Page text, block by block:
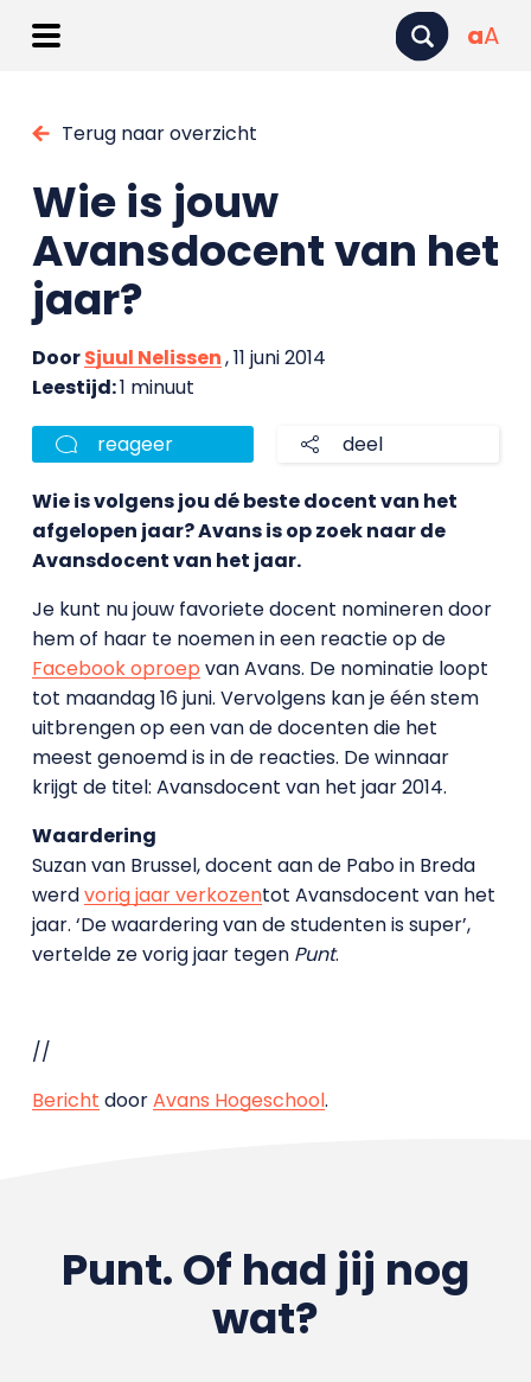
aA
Terug naar overzicht
Wie is jouw
Avansdocent van het
jaar?
DoorSjuul Nelissen, 11 juni 2014
Leestijd:1 minuut
reageer deel
Wie is volgens jou dé beste docent van het
afgelopen jaar? Avans is op zoek naar de
Avansdocent van het jaar.
Je kunt nu jouw favoriete docent nomineren door
hem of haar te noemen in een reactie op de
Facebook oproep van Avans. De nominatie loopt
tot maandag 16 juni. Vervolgens kan je één stem
uitbrengen op een van de docenten die het
meest genoemd is in de reacties. De winnaar
krijgt de titel: Avansdocent van het jaar 2014.
Waardering
Suzan van Brussel, docent aan de Pabo in Breda
werdvorig jaar verkozentot Avansdocent van het
jaar. ‘De waardering van de studenten is super’,
vertelde ze vorig jaar tegen Punt.
//
Bericht doorAvans Hogeschool.
Punt. Of had jij nog
wat?